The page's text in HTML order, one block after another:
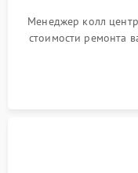
Менеджер колл
стоимости ремонта